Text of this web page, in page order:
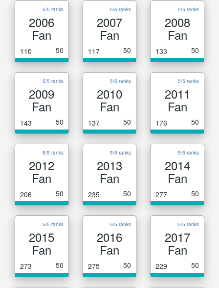
5/5 ranks
2006
Fan
110 50
5/5 ranks
2007
Fan
117 50
5/5 ranks
2008
Fan
133 50
5/5 ranks
2009
Fan
143 50
5/5 ranks
2010
Fan
137 50
5/5 ranks
2011
Fan
176 50
5/5 ranks
2012
Fan
206 50
5/5 ranks
2013
Fan
235 50
5/5 ranks
2014
Fan
277 50
5/5 ranks
2015
Fan
273 50
5/5 ranks
2016
Fan
275 50
5/5 ranks
2017
Fan
229 50